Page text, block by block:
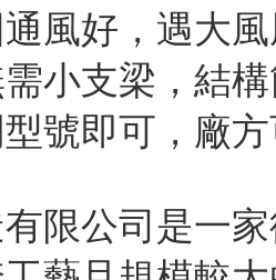
通風好，遇
小支梁，結
號即可，廠
限公司是一